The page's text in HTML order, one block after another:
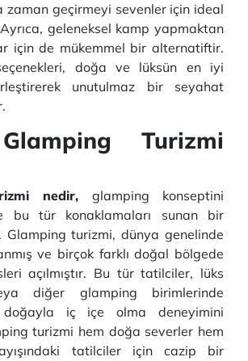
zaman geçirmeyi sevenler için ideal
geleneksel kamp yapmaktan
için de mükemmel bir alternatiftir.
doğa ve lüksün en iyi
unutulmaz bir seyahat
Turizmi
nedir, glamping konseptini
bu tür konaklamaları sunan bir
Glamping turizmi, dünya genelinde
ve birçok farklı doğal bölgede
açılmıştır. Bu tür tatilciler, lüks
diğer glamping birimlerinde
doğayla iç içe olma deneyimini
turizmi hem doğa severler hem
tatilciler için cazip bir